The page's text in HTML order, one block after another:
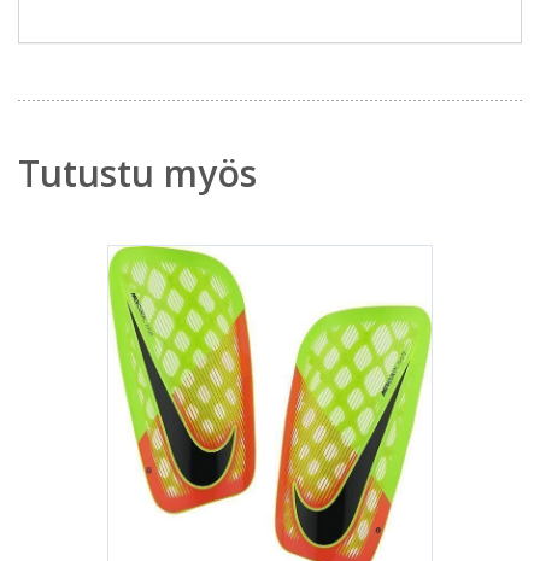
Tutustu myös